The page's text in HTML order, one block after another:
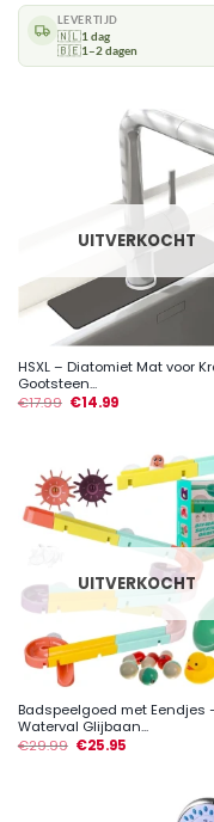
LEVERTIJD
🇳🇱1 dag
🇧🇪1–2 dagen
UITVERKOCHT
HSXL – Diatomiet Mat voor
Gootsteen...
€17.99 €14.99
UITVERKOCHT
Badspeelgoed met Eendjes
Waterval Glijbaan...
€29.99 €25.95